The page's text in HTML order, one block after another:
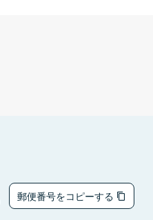
郵便番号をコピーする